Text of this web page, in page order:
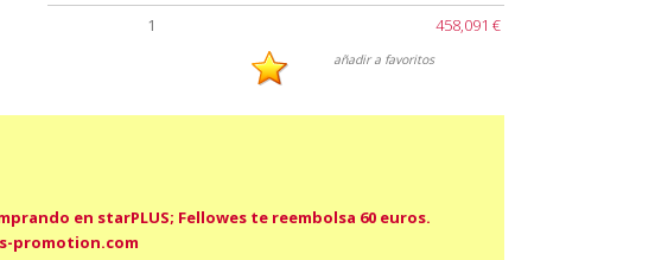
1
458,091 €
añadir a favoritos
en starPLUS; Fellowes te reembolsa 60 euros.
promotion.com